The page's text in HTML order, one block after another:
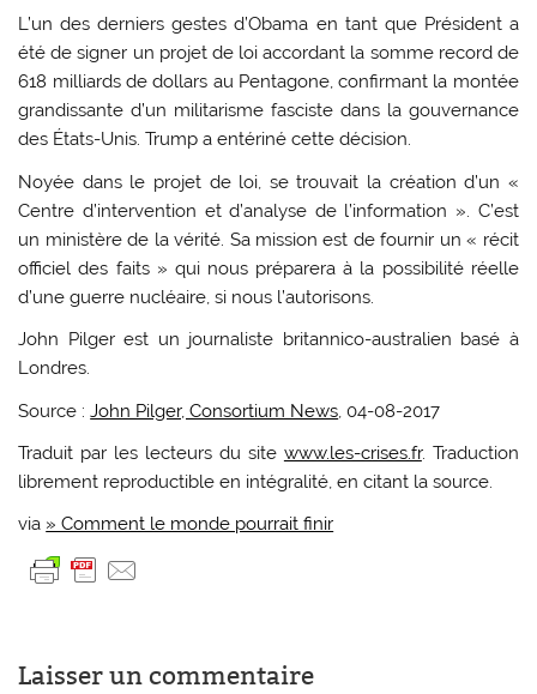
L’un des derniers gestes d’Obama en tant que Président a
été de signer un projet de loi accordant la somme record de
618 milliards de dollars au Pentagone, confirmant la montée
grandissante d’un militarisme fasciste dans la gouvernance
des États-Unis. Trump a entériné cette décision.
Noyée dans le projet de loi, se trouvait la création d’un «
Centre d’intervention et d’analyse de l’information ». C’est
un ministère de la vérité. Sa mission est de fournir un « récit
officiel des faits » qui nous préparera à la possibilité réelle
d’une guerre nucléaire, si nous l’autorisons.
John Pilger est un journaliste britannico-australien basé à
Londres.
Source :John Pilger, Consortium News, 04-08-2017
Traduit par les lecteurs du site www.les-crises.fr. Traduction
librement reproductible en intégralité, en citant la source.
via » Comment le monde pourrait finir
Laisser un commentaire